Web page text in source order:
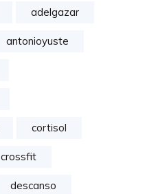
adelgazar
antonioyuste
cortisol
crossfit
descanso